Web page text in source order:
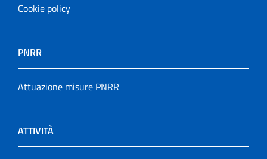
Cookie policy
PNRR
Attuazione misure PNRR
ATTIVITÀ